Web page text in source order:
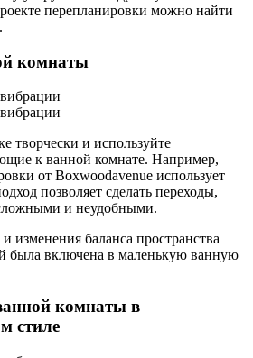
перепланировки можно найти
комнаты
творчески и используйте
к ванной комнате. Например,
от Boxwoodavenue использует
позволяет сделать переходы,
и неудобными.
изменения баланса пространства
была включена в маленькую ванную
комнаты в
стиле